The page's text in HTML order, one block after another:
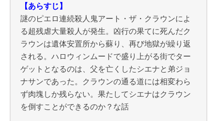
【あらすじ】
謎のピエロ連続殺人鬼アート・ザ・クラウンによ
る超残虐大量殺人が発生。凶行の果てに死んだク
ラウンは遺体安置所から蘇り、再び地獄が繰り返
される。ハロウィンムードで盛り上がる街でター
ゲットとなるのは、父を亡くしたシエナと弟ジョ
ナサンであった。クラウンの通る道には相変わら
ず肉塊しか残らない。果たしてシエナはクラウン
を倒すことができるのか？な話